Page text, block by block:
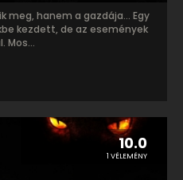
meg, hanem a gazdája… Egy
kezdett, de az események
Mos...
10.0
1 VÉLEMÉNY